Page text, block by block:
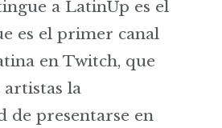
a LatinUp es el
es el primer canal
en Twitch, que
la
de presentarse en